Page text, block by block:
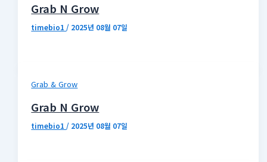
Grab N Grow
timebio1/ 2025년 08월 07일
Grab & Grow
Grab N Grow
timebio1 / 2025년 08월 07일